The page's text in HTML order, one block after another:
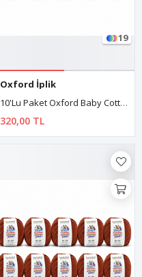
19
Oxford İplik
10'lu Paket Oxford Baby Cotton Amigurumi Punch 50gr/150m No:040 Bebe Yeşil
320,00 TL